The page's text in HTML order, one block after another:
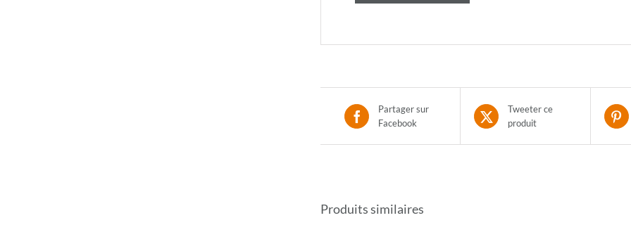
Partager sur
Facebook
Tweeter ce
produit
Produits similaires